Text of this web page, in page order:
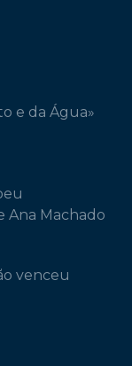
e da Água»
Ana Machado
venceu